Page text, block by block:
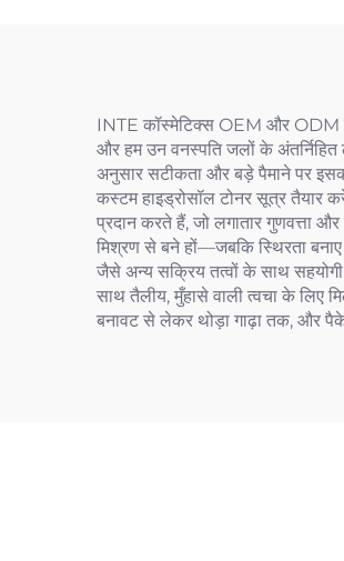
INTE कॉस्मेटिक्स OEM और ODM
और हम उन वनस्पति जलों के
अनुसार सटीकता और बड़े पैमाने पर
कस्टम हाइड्रोसॉल टोनर सूत्र तैयार
प्रदान करते हैं, जो लगातार गुणवत्ता
मिश्रण से बने हों—जबकि स्थिरता बनाए
जैसे अन्य सक्रिय तत्वों के साथ
साथ तैलीय, मुँहासे वाली त्वचा के लिए
बनावट से लेकर थोड़ा गाढ़ा तक, और